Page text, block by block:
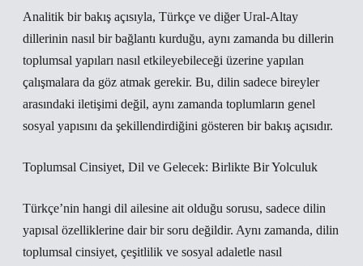
Analitik bir bakış açısıyla, Türkçe ve diğer Ural-Altay
dillerinin nasıl bir bağlantı kurduğu, aynı zamanda bu dillerin
toplumsal yapıları nasıl etkileyebileceği üzerine yapılan
çalışmalara da göz atmak gerekir. Bu, dilin sadece bireyler
arasındaki iletişimi değil, aynı zamanda toplumların genel
sosyal yapısını da şekillendirdiğini gösteren bir bakış açısıdır.
Toplumsal Cinsiyet, Dil ve Gelecek: Birlikte Bir Yolculuk
Türkçe’nin hangi dil ailesine ait olduğu sorusu, sadece dilin
yapısal özelliklerine dair bir soru değildir. Aynı zamanda, dilin
toplumsal cinsiyet, çeşitlilik ve sosyal adaletle nasıl